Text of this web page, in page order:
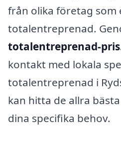
från olika företag som
totalentreprenad.
totalentreprenad-
kontakt med lokala
totalentreprenad i
kan hitta de allra
dina specifika behov.